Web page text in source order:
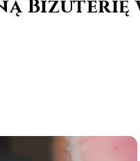
Biżuterię